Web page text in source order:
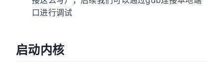
口进行调试
启动内核